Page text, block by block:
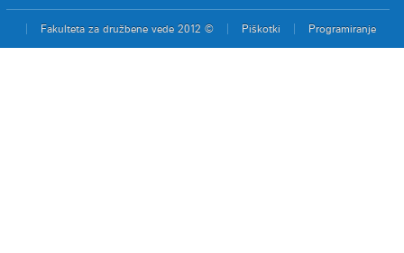
Fakulteta za družbene vede 2012 © Piškotki Programiranje